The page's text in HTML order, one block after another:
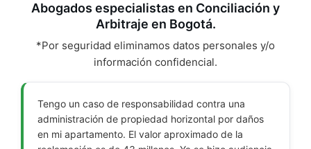
Abogados especialistas en Conciliación y
Arbitraje en Bogotá.
*Por seguridad eliminamos datos personales y/o
información confidencial.
Tengo un caso de responsabilidad contra una
administración de propiedad horizontal por daños
en mi apartamento. El valor aproximado de la